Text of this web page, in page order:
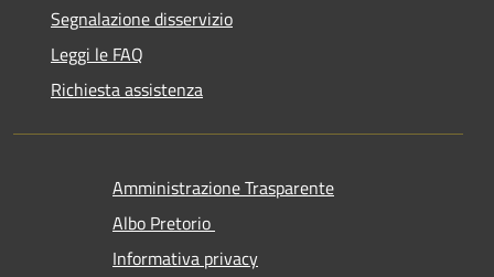
Segnalazione disservizio
Leggi le FAQ
Richiesta assistenza
Amministrazione Trasparente
Albo Pretorio
Informativa privacy